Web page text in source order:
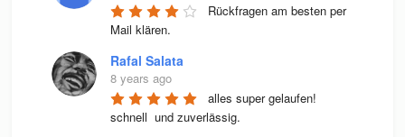
Rückfragen am besten per
Mail klären.
Rafal Salata
8 years ago
alles super gelaufen!
schnell  und zuverlässig.